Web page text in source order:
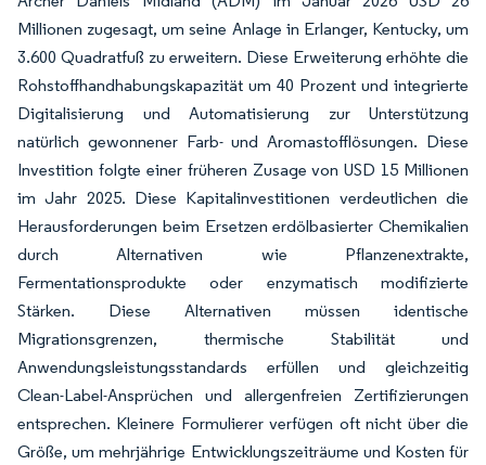
Millionen zugesagt, um seine Anlage in Erlanger, Kentucky, um
3.600 Quadratfuß zu erweitern. Diese Erweiterung erhöhte die
Rohstoffhandhabungskapazität um 40 Prozent und integrierte
Digitalisierung und Automatisierung zur Unterstützung
natürlich gewonnener Farb- und Aromastofflösungen. Diese
Investition folgte einer früheren Zusage von USD 15 Millionen
im Jahr 2025. Diese Kapitalinvestitionen verdeutlichen die
Herausforderungen beim Ersetzen erdölbasierter Chemikalien
durch Alternativen wie Pflanzenextrakte,
Fermentationsprodukte oder enzymatisch modifizierte
Stärken. Diese Alternativen müssen identische
Migrationsgrenzen, thermische Stabilität und
Anwendungsleistungsstandards erfüllen und gleichzeitig
Clean-Label-Ansprüchen und allergenfreien Zertifizierungen
entsprechen. Kleinere Formulierer verfügen oft nicht über die
Größe, um mehrjährige Entwicklungszeiträume und Kosten für